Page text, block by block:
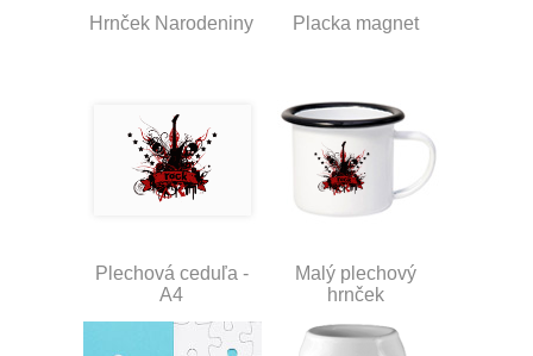
Hrnček Narodeniny Placka magnet
Plechová ceduľa -
A4
Malý plechový
hrnček